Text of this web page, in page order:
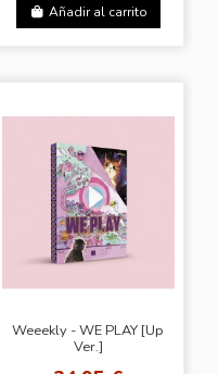
Añadir al carrito
Weeekly - WE PLAY [Up
Ver.]